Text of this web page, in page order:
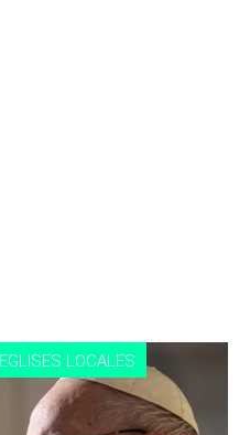
EGLISES LOCALES